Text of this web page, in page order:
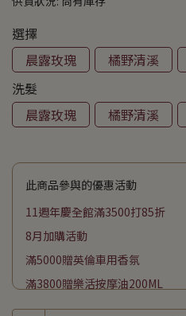
選擇
晨露玫瑰
橘野清溪
洗髮
晨露玫瑰
橘野清溪
此商品參與的優惠活動
11週年慶全館滿3500打85折
8月加購活動
滿5000贈英倫車用香氛
滿3800贈樂活按摩油200ML
滿2500贈頭皮平衡淨化液200ML